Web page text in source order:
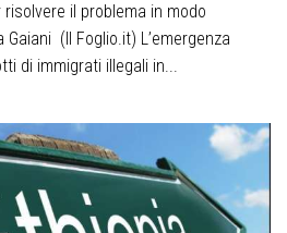
il problema in modo
(Il Foglio.it) L’emergenza
di immigrati illegali in...